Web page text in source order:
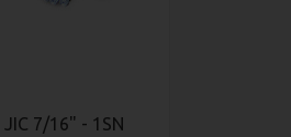
7/16" - 1SN